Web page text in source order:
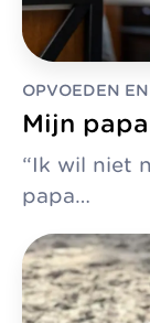
OPVOEDEN
Mijn
“Ik wil niet
papa…